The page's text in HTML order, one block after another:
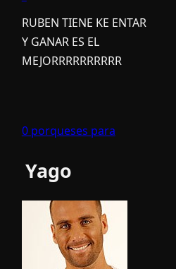
RUBEN TIENE KE ENTAR
Y GANAR ES EL
MEJORRRRRRRRRR
0 porqueses para
Yago